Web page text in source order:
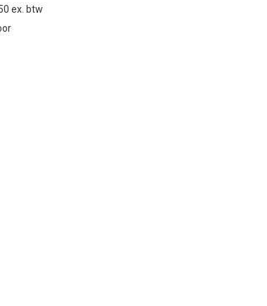
ex. btw